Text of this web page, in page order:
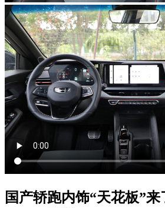
国产轿跑内饰“天花板”